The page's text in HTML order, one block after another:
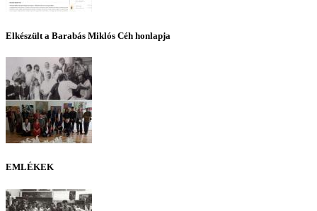
Elkészült a Barabás Miklós Céh honlapja
EMLÉKEK